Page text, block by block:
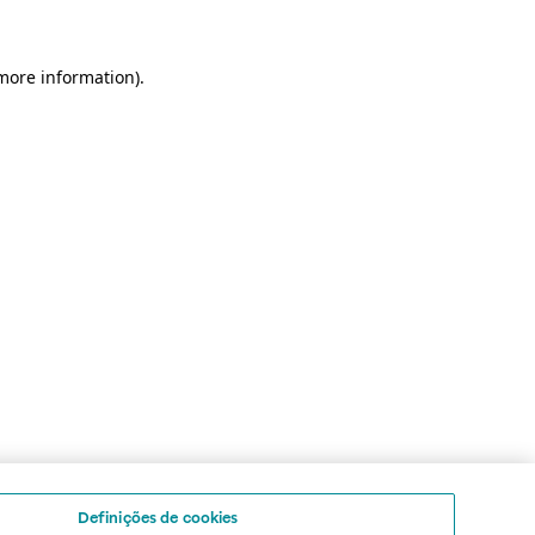
information).
Definições de cookies